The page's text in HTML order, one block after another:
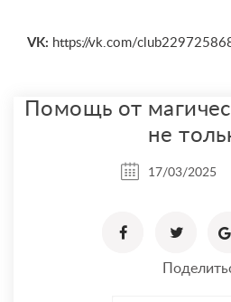
VK: https://vk.com/
Помощь от
не
17/03/2025